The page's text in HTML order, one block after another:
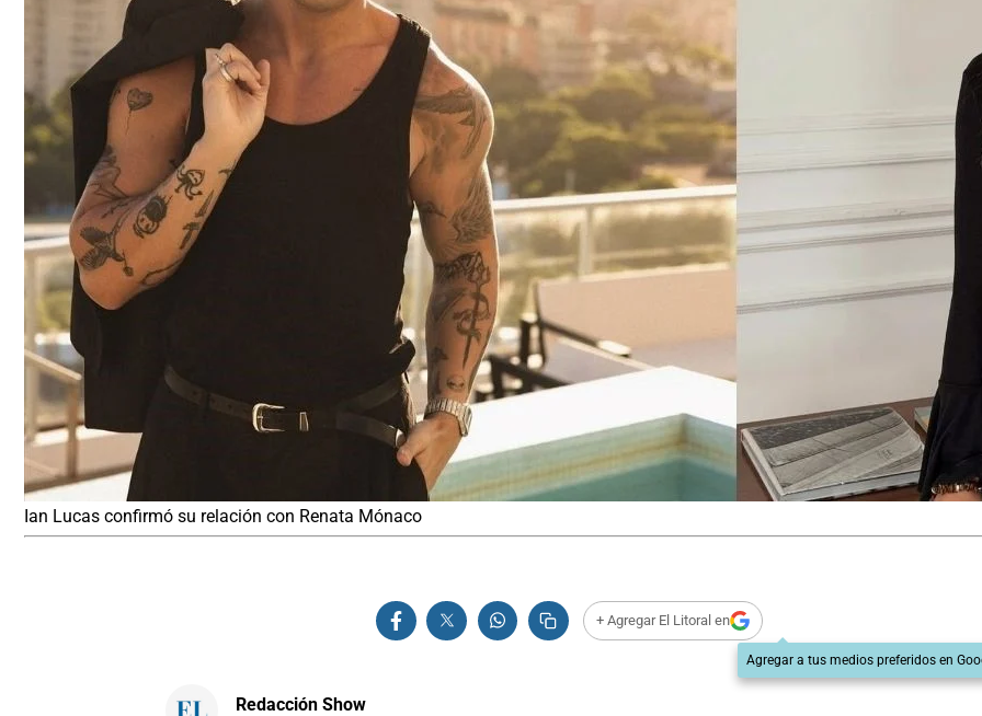
Ian Lucas confirmó su relación con Renata Mónaco
+ Agregar El Litoral en
Agregar a tus medios preferidos en
Redacción Show